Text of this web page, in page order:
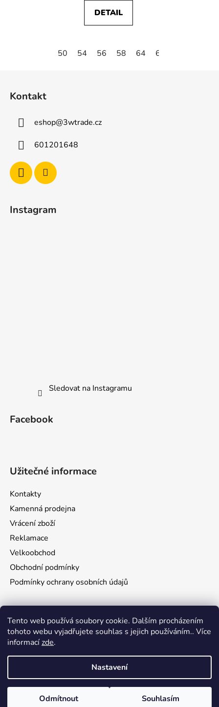
Tento web používá soubory cookie. Dalším procházením
tohoto webu vyjadřujete souhlas s jejich používáním.. Více
informacízde.
Nastavení
Odmítnout Souhlasím
DETAIL
50 54 56 58 64 66
Kontakt
eshop@3wtrade.cz
601201648
Instagram
Sledovat na Instagramu
Facebook
Užitečné informace
Kontakty
Kamenná prodejna
Vrácení zboží
Reklamace
Velkoobchod
Obchodní podmínky
Podmínky ochrany osobních údajů
Aktuality
Jak namontovat a nastřelit puškohled na zbraň
Vytvořil Shoptet
Copyright 2026
3W TRADE s.r.o.. Všechna práva